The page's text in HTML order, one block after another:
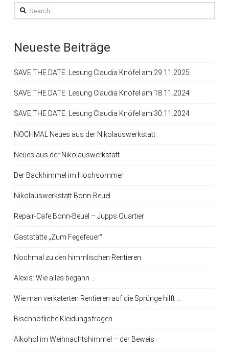
Search
Neueste Beiträge
SAVE THE DATE: Lesung Claudia Knöfel am 29.11.2025
SAVE THE DATE: Lesung Claudia Knöfel am 18.11.2024
SAVE THE DATE: Lesung Claudia Knöfel am 30.11.2024
NOCHMAL Neues aus der Nikolauswerkstatt
Neues aus der Nikolauswerkstatt
Der Backhimmel im Hochsommer
Nikolauswerkstatt Bonn-Beuel
Repair-Cafe Bonn-Beuel – Jupps Quartier
Gaststätte „Zum Fegefeuer“
Nochmal zu den himmlischen Rentieren
Alexis: Wie alles begann …
Wie man verkaterten Rentieren auf die Sprünge hilft …
Bischhöfliche Kleidungsfragen
Alkohol im Weihnachtshimmel – der Beweis